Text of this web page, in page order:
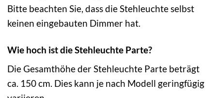
Bitte beachten Sie, dass die Stehleuchte selbst
keinen eingebauten Dimmer hat.
Wie hoch ist die Stehleuchte Parte?
Die Gesamthöhe der Stehleuchte Parte beträgt
ca. 150 cm. Dies kann je nach Modell geringfügig